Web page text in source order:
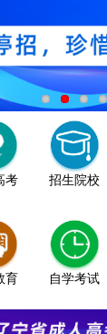
考 招生院校
育 自学考试